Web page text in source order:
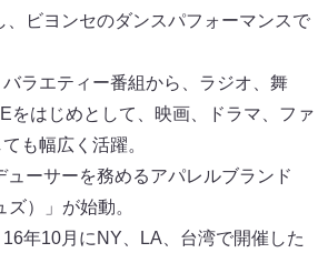
、ビヨンセのダンスパフォーマンスで
ラエティー番組から、ラジオ、舞
をはじめとして、映画、ドラマ、ファ
も幅広く活躍。
ューサーを務めるアパレルブランド
ズ）」が始動。
年10月にNY、LA、台湾で開催した